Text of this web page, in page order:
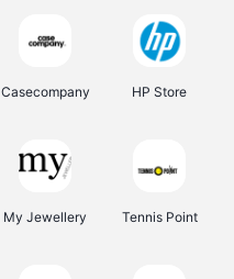
Casecompany HP Store
My Jewellery Tennis Point